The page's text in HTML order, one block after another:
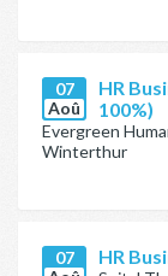
07
Aoû
HR
100%)
Evergreen
Winterthur
07
HR